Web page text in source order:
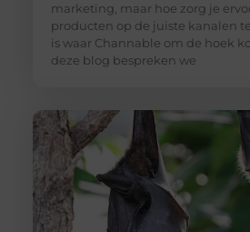
marketing, maar hoe zorg je
producten op de juiste kanalen
is waar Channable om de hoek
deze blog bespreken we